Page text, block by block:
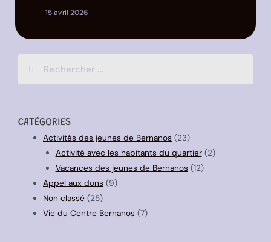
15 avril 2026
CATÉGORIES
Activités des jeunes de Bernanos (23)
Activité avec les habitants du quartier(2)
Vacances des jeunes de Bernanos (12)
Appel aux dons (9)
Non classé (25)
Vie du Centre Bernanos (7)